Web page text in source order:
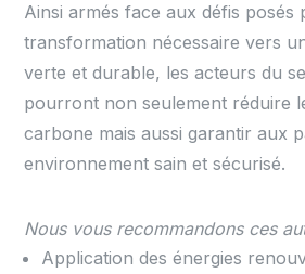
Ainsi armés face aux défis posés
transformation nécessaire vers
verte et durable, les acteurs du
pourront non seulement réduire
carbone mais aussi garantir aux
environnement sain et sécurisé.
Nous vous recommandons ces
Application des énergies